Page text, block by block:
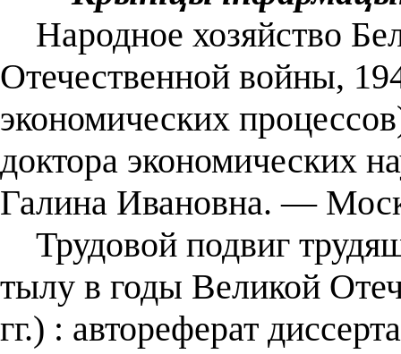
Народное хозяйство
Отечественной войны,
экономических
доктора экономических
Галина Ивановна. ―
Трудовой подвиг
тылу в годы Великой
гг.) : автореферат